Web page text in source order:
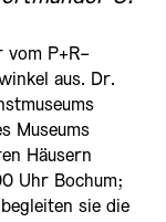
vom P+R-
aus. Dr.
Museums
Häusern
Uhr Bochum;
sie die